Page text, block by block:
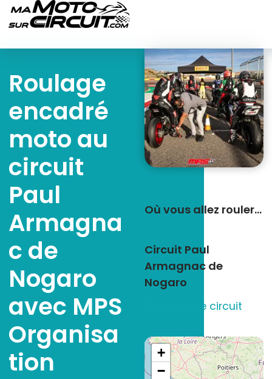
Roulage
encadré
moto au
circuit
Paul
Armagna
c de
Nogaro
avec MPS
Organisa
tion
Où vous allez rouler…
Circuit Paul
Armagnac de
Nogaro
Découvrir le circuit
+
−